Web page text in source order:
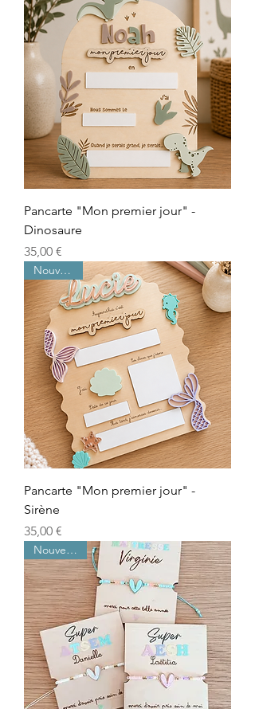
Pancarte "Mon premier jour" -
Dinosaure
Prix
35,00 €
Nouveauté
Pancarte "Mon premier jour" -
Sirène
Prix
35,00 €
Nouveautés